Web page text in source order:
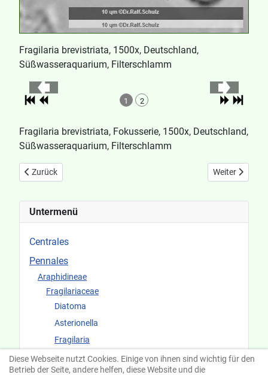
Untermenü
Centrales
Pennales
Araphidineae
Fragilariaceae
Diatoma
Asterionella
Fragilaria
Raphidineae
Fragilaria brevistriata, 1500x, Deutschland,
Süßwasseraquarium, Filterschlamm
1 2
Fragilaria brevistriata, Fokusserie, 1500x, Deutschland,
Süßwasseraquarium, Filterschlamm
Vorheriger Beitrag: Fragilaria bicapitata
Zurück Nächster
Weiter
Diese Webseite nutzt Cookies. Einige von ihnen sind wichtig für den
Betrieb der Seite, andere helfen, diese Website und die